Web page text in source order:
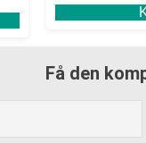
Få den